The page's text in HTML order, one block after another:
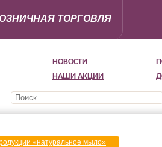
НОВОСТИ
НАШИ АКЦИИ
ТОРГОВЛЯ
«натуральное мыло»